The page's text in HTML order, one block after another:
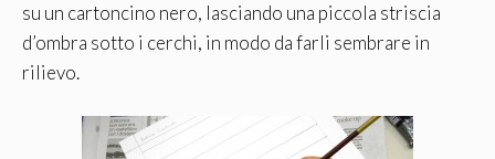
su un cartoncino nero, lasciando una piccola striscia
d’ombra sotto i cerchi, in modo da farli sembrare in
rilievo.